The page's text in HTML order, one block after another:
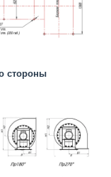
стороны